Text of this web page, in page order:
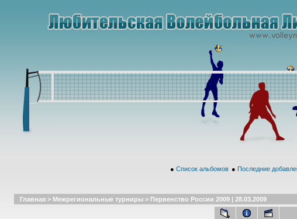
● Список альбомов ● Последние
Главная > Межрегиональные турниры > Первенство России 2009 | 28.03.2009